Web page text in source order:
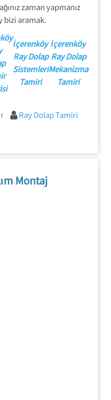
zaman yapmanız
bizi aramak.
İçerenköy
Ray Dolap
Sistemleri
Tamiri
İçerenköy
Ray Dolap
Mekanizma
Tamiri
Ray Dolap Tamiri
Montaj